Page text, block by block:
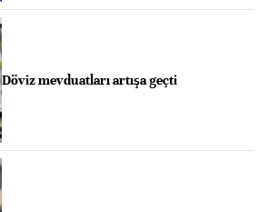
Döviz mevduatları artışa geçti